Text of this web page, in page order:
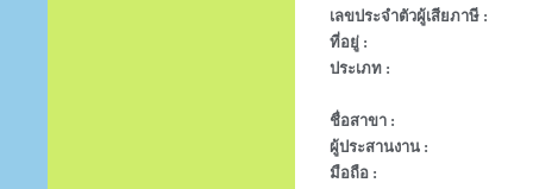
เลขประจำตัวผู้เสียภาษี :
ที่อยู่ :
ประเภท :
ชื่อสาขา :
ผู้ประสานงาน :
มือถือ :